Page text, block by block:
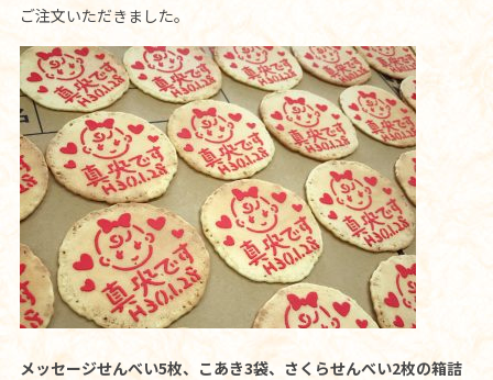
ご注文いただきました。
メッセージせんべい5枚、こあき3袋、さくらせんべい2枚の箱詰